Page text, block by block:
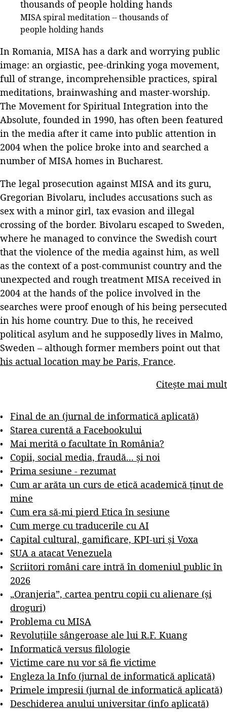
MISA spiral meditation -- thousands of
people holding hands
In Romania, MISA has a dark and worrying public
image: an orgiastic, pee-drinking yoga movement,
full of strange, incomprehensible practices, spiral
meditations, brainwashing and master-worship.
The Movement for Spiritual Integration into the
Absolute, founded in 1990, has often been featured
in the media after it came into public attention in
2004 when the police broke into and searched a
number of MISA homes in Bucharest.
The legal prosecution against MISA and its guru,
Gregorian Bivolaru, includes accusations such as
sex with a minor girl, tax evasion and illegal
crossing of the border. Bivolaru escaped to Sweden,
where he managed to convince the Swedish court
that the violence of the media against him, as well
as the context of a post-communist country and the
unexpected and rough treatment MISA received in
2004 at the hands of the police involved in the
searches were proof enough of his being persecuted
in his home country. Due to this, he received
political asylum and he supposedly lives in Malmo,
Sweden – although former members point out that
his actual location may be Paris, France.
Citește mai mult
Final de an (jurnal de informatică aplicată)
Starea curentă a Facebookului
Mai merită o facultate în România?
Copii, social media, fraudă... și noi
Prima sesiune - rezumat
Cum ar arăta un curs de etică academică ținut de
mine
Cum era să-mi pierd Etica în sesiune
Cum merge cu traducerile cu AI
Capital cultural, gamificare, KPI-uri și Voxa
SUA a atacat Venezuela
Scriitori români care intră în domeniul public în
2026
„Oranjeria”, cartea pentru copii cu alienare (și
droguri)
Problema cu MISA
Revoluțiile sângeroase ale lui R.F. Kuang
Informatică versus filologie
Victime care nu vor să fie victime
Engleza la Info (jurnal de informatică aplicată)
Primele impresii (jurnal de informatică aplicată)
Deschiderea anului universitar (info aplicată)